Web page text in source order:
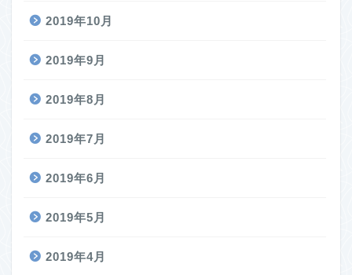
2019年10月
2019年9月
2019年8月
2019年7月
2019年6月
2019年5月
2019年4月